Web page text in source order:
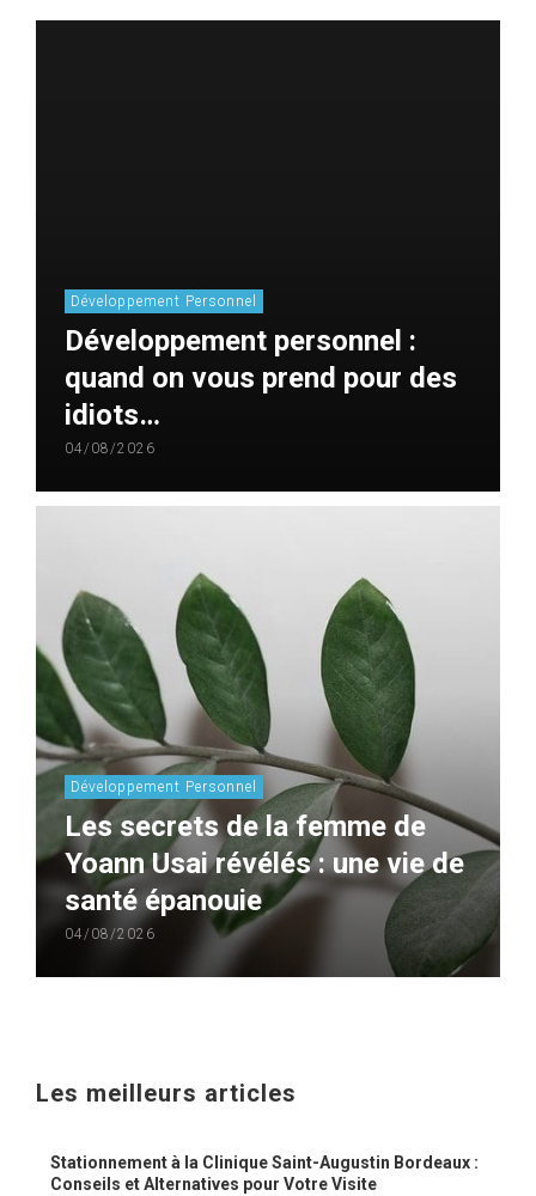
Développement Personnel
Développement personnel :
quand on vous prend pour des
idiots…
04/08/2026
Développement Personnel
Les secrets de la femme de
Yoann Usai révélés : une vie de
santé épanouie
04/08/2026
Les meilleurs articles
Stationnement à la Clinique Saint-Augustin Bordeaux :
Conseils et Alternatives pour Votre Visite